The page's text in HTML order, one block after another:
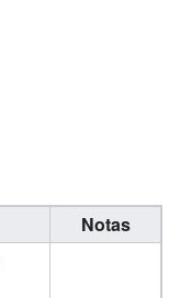
Notas